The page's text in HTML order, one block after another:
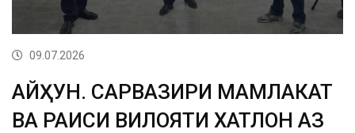
09.07.2026
ҶАЙҲУН. САРВАЗИРИ МАМЛАКАТ
ВА РАИСИ ВИЛОЯТИ ХАТЛОН АЗ